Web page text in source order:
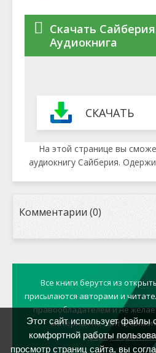
Скачать
Аудиокнига
СКАЧАТЬ
На этой странице вы
аудиокнигу Сайберия.
Комментарии (0)
Все книги берутся из
присылаются авторами и
правообладателем и не
материал на сайте,
форму обратной
Этот сайт использует файлы
комфортной работы
просмотр страниц сайта, вы